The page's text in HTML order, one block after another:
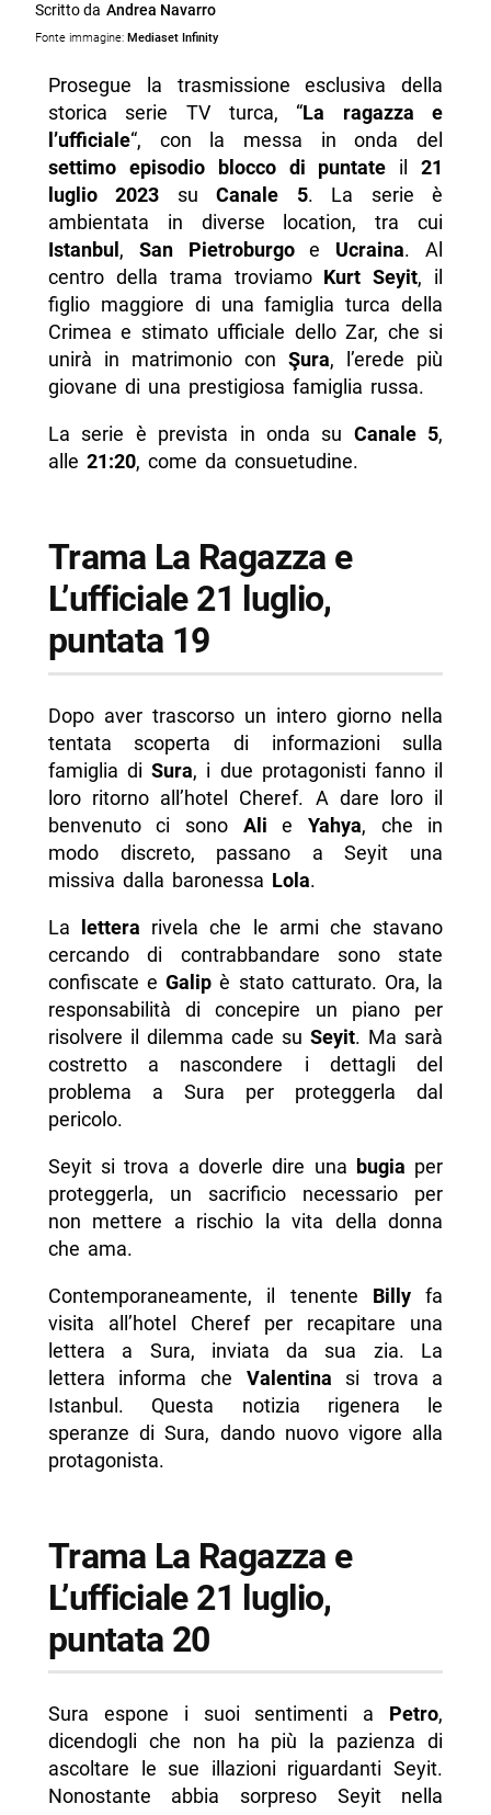
Scritto da Andrea Navarro
Fonte immagine: Mediaset Infinity
Prosegue la trasmissione esclusiva della
storica serie TV turca, “La ragazza e
l’ufficiale“, con la messa in onda del
settimo episodio blocco di puntate il21
luglio 2023 suCanale 5. La serie è
ambientata in diverse location, tra cui
Istanbul , San Pietroburgoe Ucraina. Al
centro della trama troviamo Kurt Seyit, il
figlio maggiore di una famiglia turca della
Crimea e stimato ufficiale dello Zar, che si
unirà in matrimonio conŞura, l’erede più
giovane di una prestigiosa famiglia russa.
La serie è prevista in onda su Canale 5,
alle 21:20, come da consuetudine.
Trama La Ragazza e
L’ufficiale 21 luglio,
puntata 19
Dopo aver trascorso un intero giorno nella
tentata scoperta di informazioni sulla
famiglia diSura, i due protagonisti fanno il
loro ritorno all’hotel Cheref. A dare loro il
benvenuto ci sono Ali e Yahya, che in
modo discreto, passano a Seyit una
missiva dalla baronessa Lola.
La lettera rivela che le armi che stavano
cercando di contrabbandare sono state
confiscate eGalip è stato catturato. Ora, la
responsabilità di concepire un piano per
risolvere il dilemma cade suSeyit. Ma sarà
costretto a nascondere i dettagli del
problema a Sura per proteggerla dal
pericolo.
Seyit si trova a doverle dire una bugia per
proteggerla, un sacrificio necessario per
non mettere a rischio la vita della donna
che ama.
Contemporaneamente, il tenente Billyfa
visita all’hotel Cheref per recapitare una
lettera a Sura, inviata da sua zia. La
lettera informa che Valentina si trova a
Istanbul. Questa notizia rigenera le
speranze di Sura, dando nuovo vigore alla
protagonista.
Trama La Ragazza e
L’ufficiale 21 luglio,
puntata 20
Sura espone i suoi sentimenti a Petro,
dicendogli che non ha più la pazienza di
ascoltare le sue illazioni riguardanti Seyit.
Nonostante abbia sorpreso Seyit nella